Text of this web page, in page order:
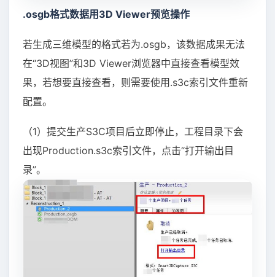
.osgb格式数据用3D Viewer预览操作
若生成三维模型的格式若为.osgb，该数据成果无法
在“3D视图”和3D Viewer浏览器中直接查看模型效
果，若想要直接查看，则需要使用.s3c索引文件重新
配置。
（1）提交生产S3C项目后立即停止，工程目录下会
出现Production.s3c索引文件，点击“打开输出目
录”。